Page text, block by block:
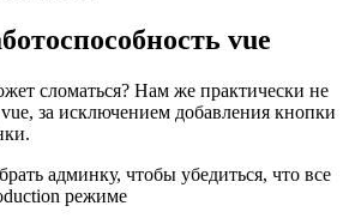
vue
сломаться? Нам же практически не
за исключением добавления кнопки
админку, чтобы убедиться, что все
режиме